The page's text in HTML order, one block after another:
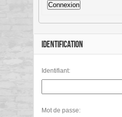
Connexion
IDENTIFICATION
Identifiant:
Mot de passe: